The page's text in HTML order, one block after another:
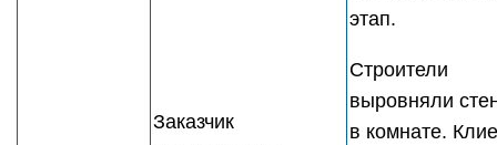
Заказчик
этап.
Строители
выровняли
в комнате.